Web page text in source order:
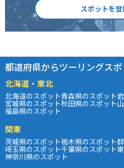
スポットを
都道府県からツーリングス
北海道・東北
北海道のスポット青森県のスポット
宮城県のスポット秋田県のスポット
福島県のスポット
関東
茨城県のスポット栃木県のスポット
埼玉県のスポット千葉県のスポット
神奈川県のスポット